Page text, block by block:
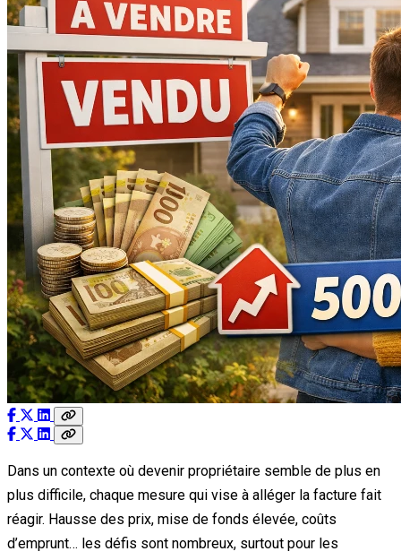
Dans un contexte où devenir propriétaire semble de plus en
plus difficile, chaque mesure qui vise à alléger la facture fait
réagir. Hausse des prix, mise de fonds élevée, coûts
d’emprunt… les défis sont nombreux, surtout pour les